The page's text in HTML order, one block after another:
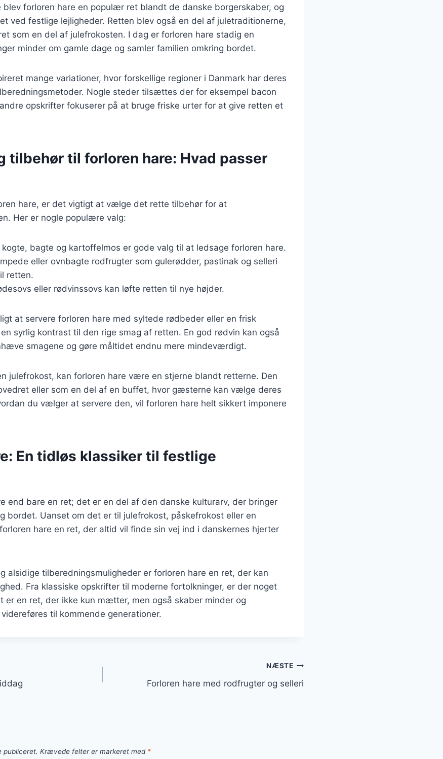
blev forloren hare en populær ret blandt de danske borgerskaber, og
ved festlige lejligheder. Retten blev også en del af juletraditionerne,
som en del af julefrokosten. I dag er forloren hare stadig en
minder om gamle dage og samler familien omkring bordet.
mange variationer, hvor forskellige regioner i Danmark har deres
Nogle steder tilsættes der for eksempel bacon
opskrifter fokuserer på at bruge friske urter for at give retten et
tilbehør til forloren hare: Hvad passer
hare, er det vigtigt at vælge det rette tilbehør for at
Her er nogle populære valg:
kogte, bagte og kartoffelmos er gode valg til at ledsage forloren hare.
eller ovnbagte rodfrugter som gulerødder, pastinak og selleri
retten.
eller rødvinssovs kan løfte retten til nye højder.
at servere forloren hare med syltede rødbeder eller en frisk
syrlig kontrast til den rige smag af retten. En god rødvin kan også
smagene og gøre måltidet endnu mere mindeværdigt.
julefrokost, kan forloren hare være en stjerne blandt retterne. Den
eller som en del af en buffet, hvor gæsterne kan vælge deres
du vælger at servere den, vil forloren hare helt sikkert imponere
En tidløs klassiker til festlige
end bare en ret; det er en del af den danske kulturarv, der bringer
bordet. Uanset om det er til julefrokost, påskefrokost eller en
hare en ret, der altid vil finde sin vej ind i danskernes hjerter
alsidige tilberedningsmuligheder er forloren hare en ret, der kan
Fra klassiske opskrifter til moderne fortolkninger, er der noget
er en ret, der ikke kun mætter, men også skaber minder og
til kommende generationer.
NÆSTE
Forloren hare med rodfrugter og selleri
publiceret. Krævede felter er markeret med *